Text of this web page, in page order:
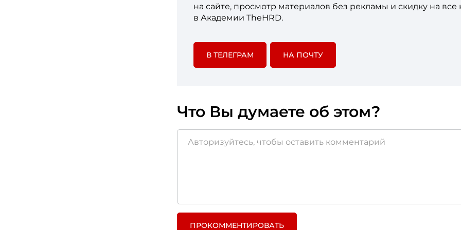
на сайте, просмотр материалов без рекламы и скидку на все
в Академии TheHRD.
В ТЕЛЕГРАМ НА ПОЧТУ
Что Вы думаете об этом?
ПРОКОММЕНТИРОВАТЬ